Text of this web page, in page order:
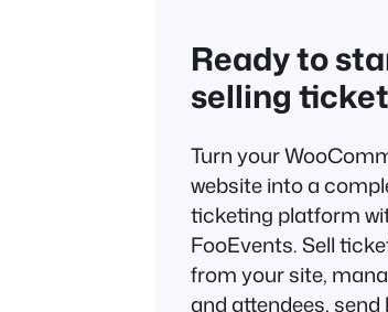
Ready to
selling
Turn your
website into a
ticketing platform
FooEvents. Sell
from your site,
and attendees, send